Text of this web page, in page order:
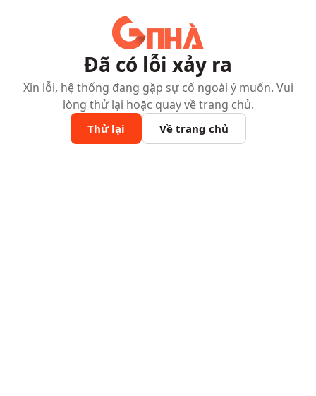
Đã có lỗi xảy ra
Xin lỗi, hệ thống đang gặp sự cố ngoài ý muốn. Vui
lòng thử lại hoặc quay về trang chủ.
Thử lại Về trang chủ